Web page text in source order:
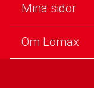
Mina sidor
Om Lomax